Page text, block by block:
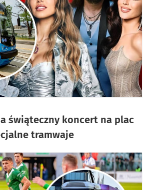
świąteczny koncert na plac
tramwaje